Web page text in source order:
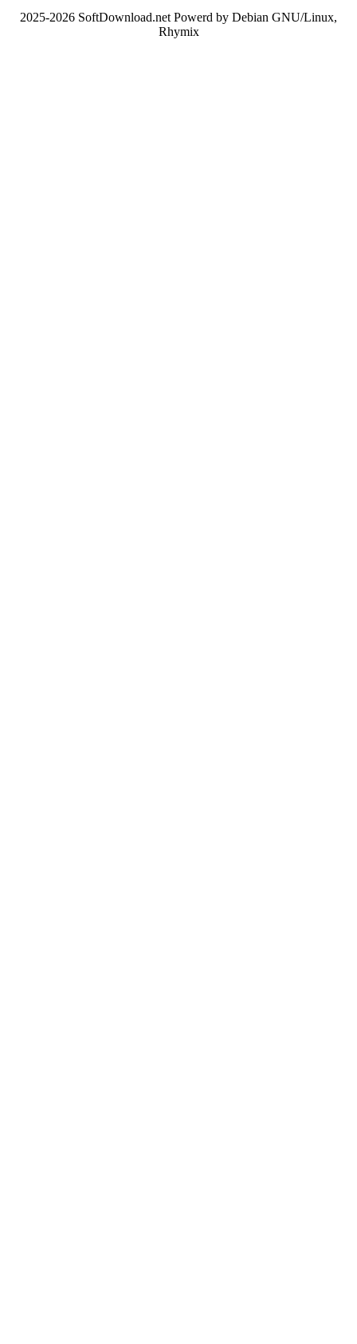
2025-2026 SoftDownload.net Powerd by Debian GNU/Linux,
Rhymix